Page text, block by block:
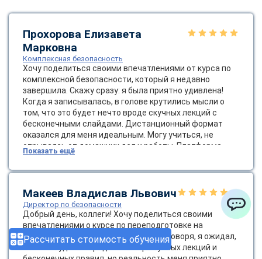
Рассчитать стоимость обучения
Прохорова Елизавета
Марковна
Комплексная безопасность
Хочу поделиться своими впечатлениями от курса по
комплексной безопасности, который я недавно
завершила. Скажу сразу: я была приятно удивлена!
Когда я записывалась, в голове крутились мысли о
том, что это будет нечто вроде скучных лекций с
бесконечными слайдами. Дистанционный формат
оказался для меня идеальным. Могу учиться, не
отрываясь от домашних дел и работы. Платформа
была очень удобной, а доступ к материалам — легким,
что немаловажно. Темы курса были разнообразными:
управления рисками. Я узнала о современных методах
оценки угроз и о том, как важно создавать культуру
безопасности в компании. Это не просто слова — это
жизненно важно для успешной работы! Диплом
пришел весьма оперативно.
Показать ещё
Макеев Владислав Львович
Директор по безопасности
Добрый день, коллеги! Хочу поделиться своими
впечатлениями о курсе по переподготовке на
директора по безопасности. Честно говоря, я ожидал,
что это будет очередной набор скучных лекций и
ChatApp